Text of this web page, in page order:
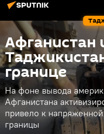
Афганистан
границе
На фоне вывода
Афганистана
привело к
границы